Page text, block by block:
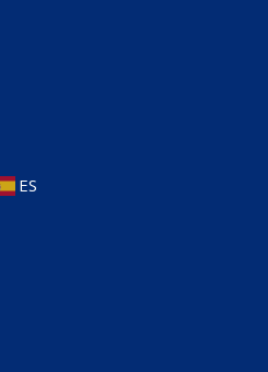
ES